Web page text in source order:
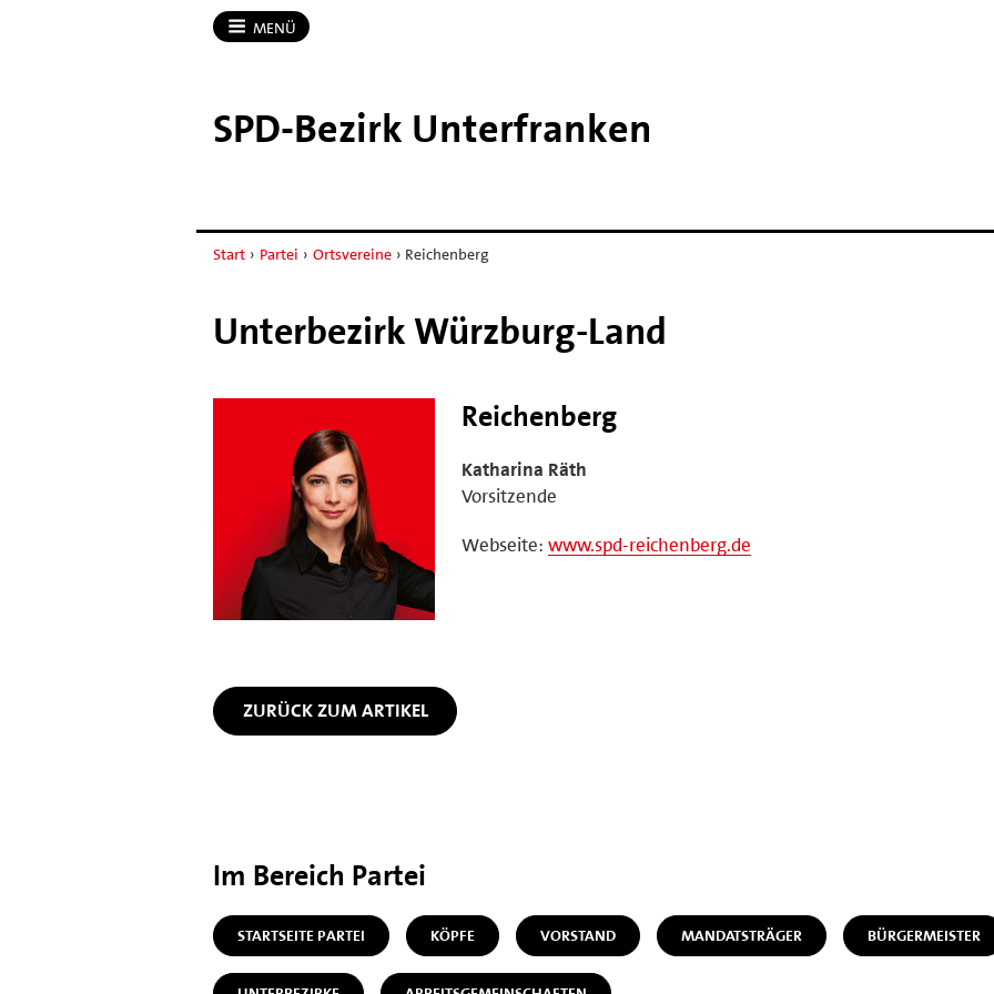
MENÜ
SPD-​Bezirk Unterfranken
Start › Partei › Ortsvereine › Reichenberg
Unterbezirk Würzburg-Land
Reichenberg
Katharina Räth
Vorsitzende
Webseite: www.spd-reichenberg.de
ZURÜCK ZUM ARTIKEL
Im Bereich Partei
STARTSEITE PARTEI KÖPFE VORSTAND MANDATSTRÄGER BÜRGERMEISTER